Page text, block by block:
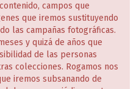
campos que
que iremos sustituyendo
las campañas fotográficas.
y quizá de años que
de las personas
colecciones. Rogamos nos
iremos subsanando de